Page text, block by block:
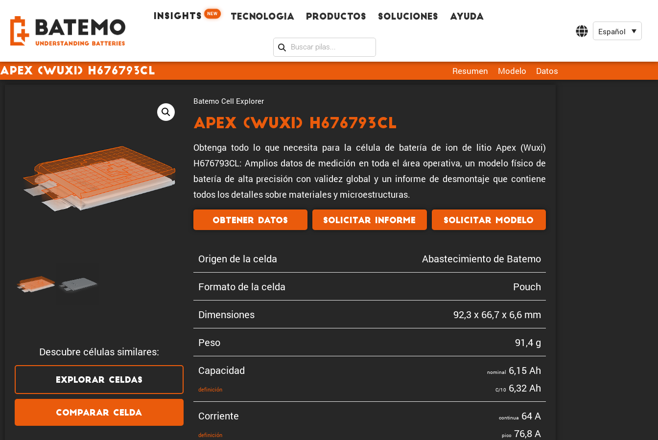
INSIGHTS NEW Tecno­logia Productos Soluciones Ayuda
Español
Apex (Wuxi) H676793CL Resumen Modelo Datos
Descubre células similares:
Explorar celdas
Comparar celda
Batemo Cell Explorer
Apex (Wuxi) H676793CL
Obtenga todo lo que necesita para la célula de batería de ion de litio Apex (Wuxi)
H676793CL: Amplios datos de medición en toda el área operativa, un modelo físico de
batería de alta precisión con validez global y un informe de desmontaje que contiene
todos los detalles sobre materiales y microestructuras.
Obtener datos Solicitar informe Solicitar modelo
Origen de la celda Abaste­ci­miento de Batemo
Formato de la celda Pouch
Dimen­siones 92,3 x 66,7 x 6,6 mm
Peso 91,4 g
Capacidad
defini­ción
nominal 6,15 Ah
C/10 6,32 Ah
Corriente
defini­ción
continua 64 A
pico76,8 A